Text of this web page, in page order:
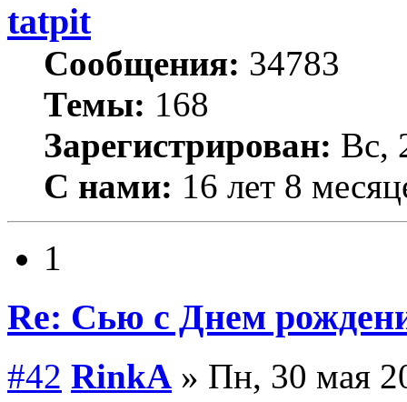
tatpit
Сообщения: 34783
Темы: 168
Зарегистрирован: Вс,
С нами: 16 лет 8
1
Re: Сью с Днем
#42 RinkA » Пн, 30 мая